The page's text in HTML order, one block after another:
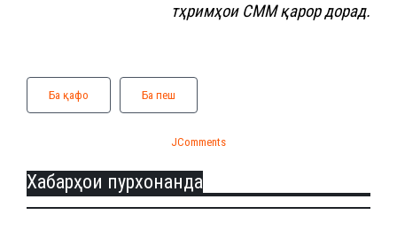
тҳримҳои СММ қарор дорад.
Ба қафо Ба пеш
JComments
Хабарҳои пурхонанда